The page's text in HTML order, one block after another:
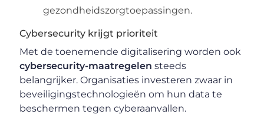
gezondheidszorgtoepassingen.
Cybersecurity krijgt prioriteit
Met de toenemende digitalisering worden ook
cybersecurity-maatregelen steeds
belangrijker. Organisaties investeren zwaar in
beveiligingstechnologieën om hun data te
beschermen tegen cyberaanvallen.